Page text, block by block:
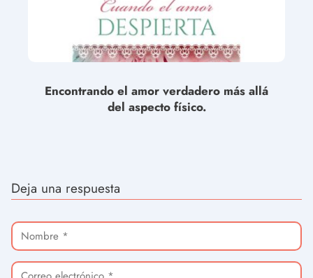
Encontrando el amor verdadero más allá
del aspecto físico.
Deja una respuesta